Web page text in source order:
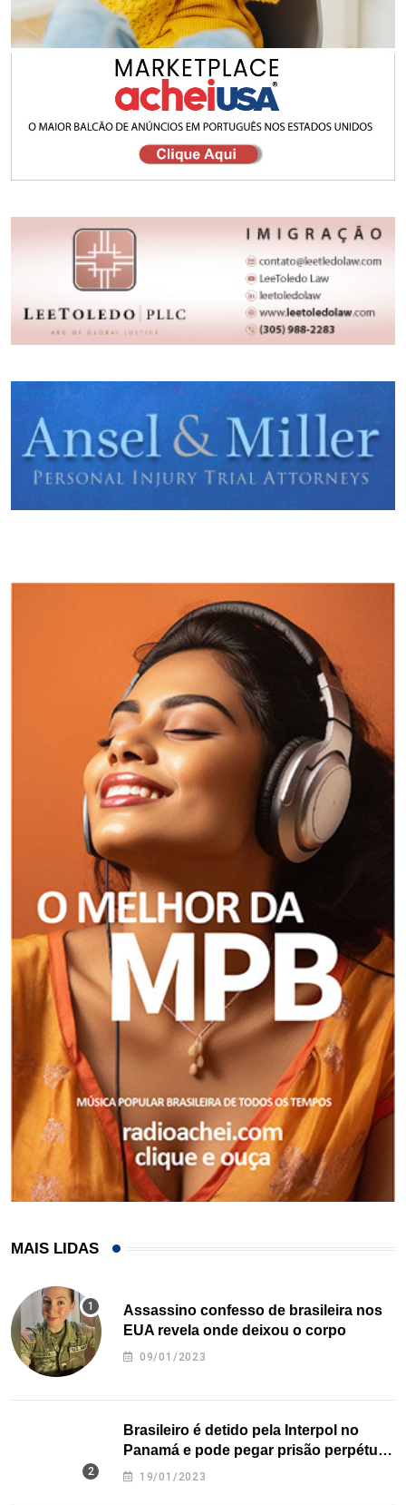
MAIS LIDAS
Assassino confesso de brasileira nos
EUA revela onde deixou o corpo
09/01/2023
Brasileiro é detido pela Interpol no
Panamá e pode pegar prisão perpétua
nos EUA
19/01/2023